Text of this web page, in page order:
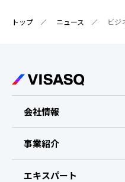
トップ ニュース
会社情報
ビザスクについて
CEOメッセージ
事業紹介
エキスパート